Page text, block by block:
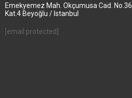
Emekyemez Mah. Okçumusa Cad. No.36
Kat.4 Beyoğlu / Istanbul
[email protected]